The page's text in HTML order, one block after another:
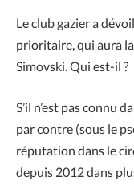
Le club gazier a
prioritaire, qui aura
Simovski. Qui est-il ?
S’il n’est pas connu
par contre (sous le
réputation dans le
depuis 2012 dans